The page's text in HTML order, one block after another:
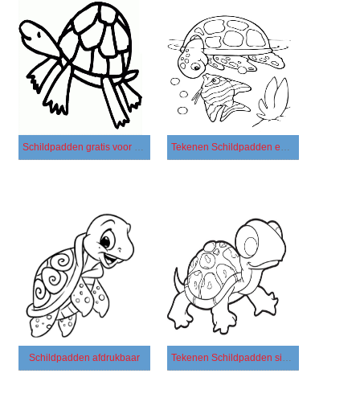
Schildpadden gratis voor kinderen Tekenen Schildpadden en vis
Schildpadden afdrukbaar Tekenen Schildpadden simpel